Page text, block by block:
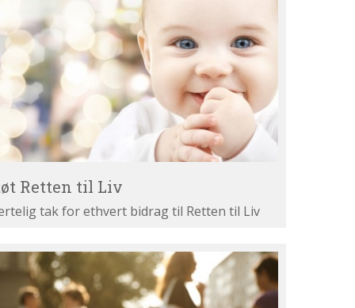
Retten til Liv
tak for ethvert bidrag til Retten til Liv